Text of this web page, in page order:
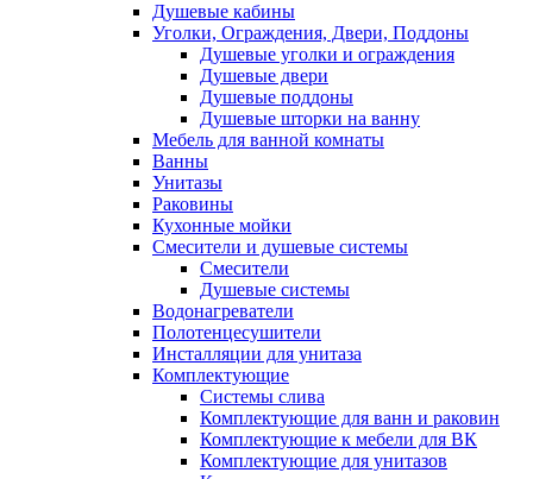
Душевые кабины
Уголки, Ограждения, Двери, Поддоны
Душевые уголки и ограждения
Душевые двери
Душевые поддоны
Душевые шторки на ванну
Мебель для ванной комнаты
Ванны
Унитазы
Раковины
Кухонные мойки
Смесители и душевые системы
Смесители
Душевые системы
Водонагреватели
Полотенцесушители
Инсталляции для унитаза
Комплектующие
Системы слива
Комплектующие для ванн и раковин
Комплектующие к мебели для ВК
Комплектующие для унитазов